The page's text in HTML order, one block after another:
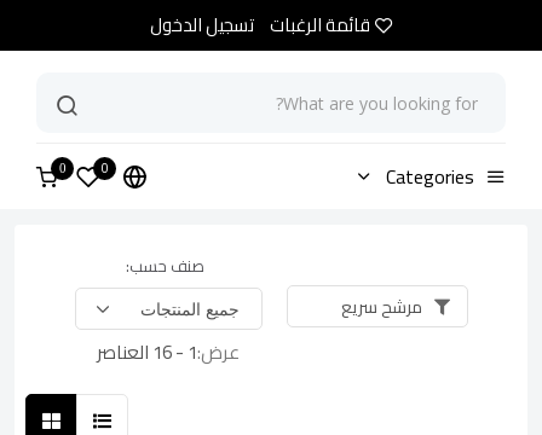
قائمة الرغبات تسجيل الدخول
Categories
0
0
مرشح سريع
صنف حسب:
عرض:1 - 16 العناصر